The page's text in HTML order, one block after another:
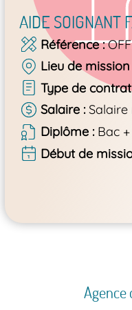
AIDE SOIGNANT
Référence
Lieu de mission
Type de contrat
Salaire
Diplôme
Bac +
Début de
Agence